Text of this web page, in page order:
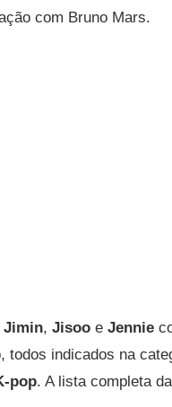
com Bruno Mars.
Jimin,Jisoo eJennie
todos indicados na
pop. A lista completa